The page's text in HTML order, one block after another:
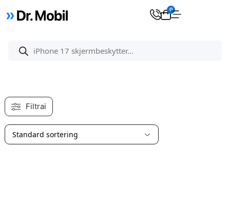
0
Filtrai